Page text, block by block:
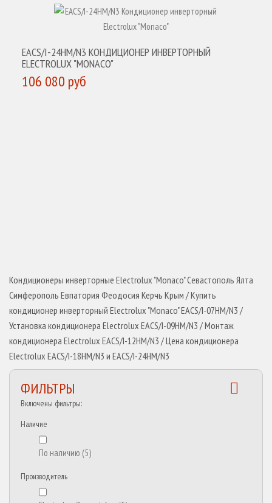
EACS/I-24HM/N3 КОНДИЦИОНЕР ИНВЕРТОРНЫЙ
ELECTROLUX "MONACO"
106 080 руб
Кондиционеры инверторные Electrolux "Monaco" Севастополь Ялта
Симферополь Евпатория Феодосия Керчь Крым / Купить
кондиционер инверторный Electrolux "Monaco" EACS/I-07HM/N3 /
Установка кондиционера Electrolux EACS/I-09HM/N3 / Монтаж
кондиционера Electrolux EACS/I-12HM/N3 / Цена кондиционера
Electrolux EACS/I-18HM/N3 и EACS/I-24HM/N3
ФИЛЬТРЫ
Включены фильтры:
Наличие
По наличию (5)
Производитель